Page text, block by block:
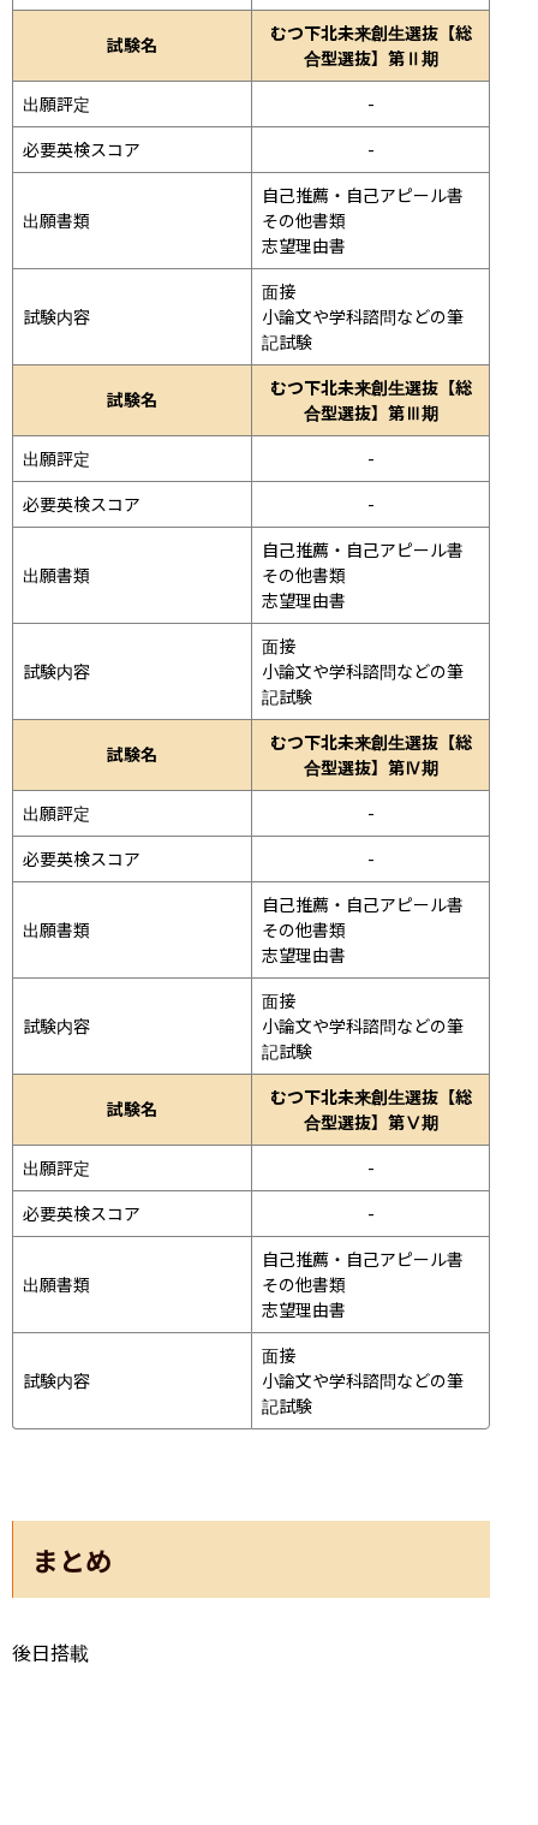
試験名
むつ下北未来創生選抜【総
合型選抜】第Ⅱ期
出願評定
-
必要英検スコア
-
出願書類
自己推薦・自己アピール書
その他書類
志望理由書
試験内容
面接
小論文や学科諮問などの筆
記試験
試験名
むつ下北未来創生選抜【総
合型選抜】第Ⅲ期
出願評定
-
必要英検スコア
-
出願書類
自己推薦・自己アピール書
その他書類
志望理由書
試験内容
面接
小論文や学科諮問などの筆
記試験
試験名
むつ下北未来創生選抜【総
合型選抜】第Ⅳ期
出願評定
-
必要英検スコア
-
出願書類
自己推薦・自己アピール書
その他書類
志望理由書
試験内容
面接
小論文や学科諮問などの筆
記試験
試験名
むつ下北未来創生選抜【総
合型選抜】第Ⅴ期
出願評定
-
必要英検スコア
-
出願書類
自己推薦・自己アピール書
その他書類
志望理由書
試験内容
面接
小論文や学科諮問などの筆
記試験
まとめ
後日搭載